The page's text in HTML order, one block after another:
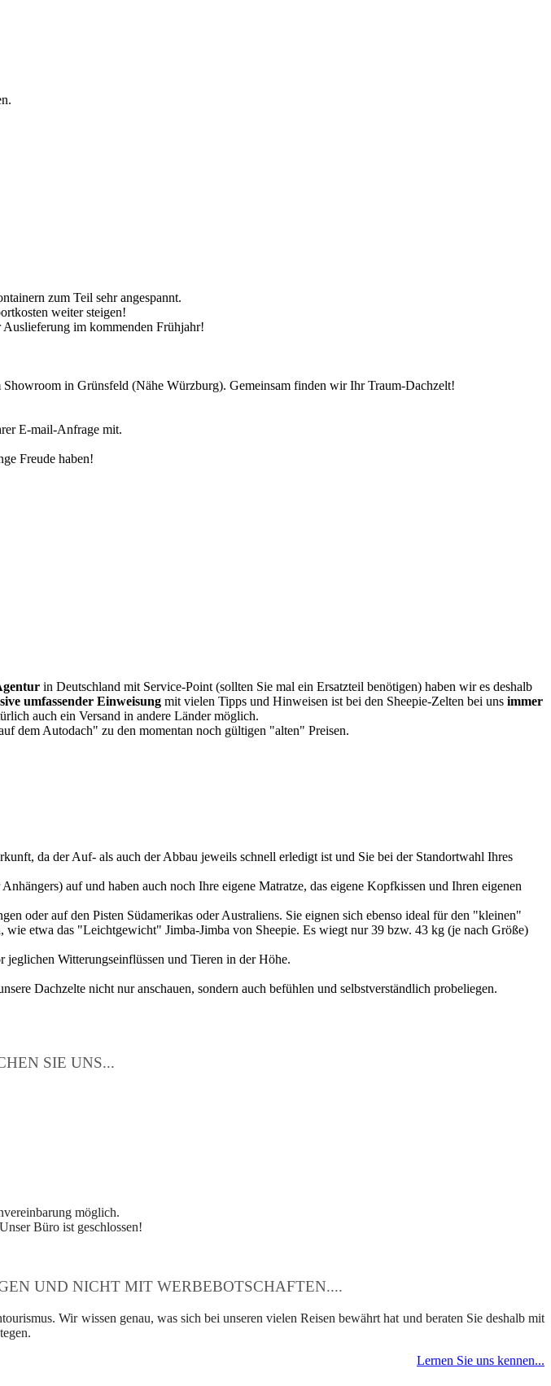
zum Teil sehr angespannt.
weiter steigen!
Auslieferung im kommenden Frühjahr!
in Grünsfeld (Nähe Würzburg). Gemeinsam finden wir Ihr Traum-Dachzelt!
E-mail-Anfrage mit.
Freude haben!
in Deutschland mit Service-Point (sollten Sie mal ein Ersatzteil benötigen) haben wir es deshalb
umfassender Einweisung mit vielen Tipps und Hinweisen ist bei den Sheepie-Zelten bei uns immer
auch ein Versand in andere Länder möglich.
dem Autodach" zu den momentan noch gültigen "alten" Preisen.
da der Auf- als auch der Abbau jeweils schnell erledigt ist und Sie bei der Standortwahl Ihres
auf und haben auch noch Ihre eigene Matratze, das eigene Kopfkissen und Ihren eigenen
oder auf den Pisten Südamerikas oder Australiens. Sie eignen sich ebenso ideal für den "kleinen"
etwa das "Leichtgewicht" Jimba-Jimba von Sheepie. Es wiegt nur 39 bzw. 43 kg (je nach Größe)
Witterungseinflüssen und Tieren in der Höhe.
Dachzelte nicht nur anschauen, sondern auch befühlen und selbstverständlich probeliegen.
SIE UNS...
möglich.
Büro ist geschlossen!
UND NICHT MIT WERBEBOTSCHAFTEN....
Wir wissen genau, was sich bei unseren vielen Reisen bewährt hat und beraten Sie deshalb mit
Lernen Sie uns kennen...